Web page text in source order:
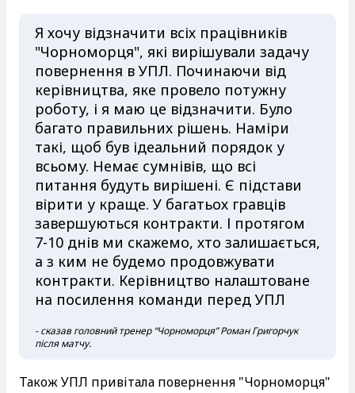
Я хочу відзначити всіх працівників
"Чорноморця", які вирішували задачу
повернення в УПЛ. Починаючи від
керівництва, яке провело потужну
роботу, і я маю це відзначити. Було
багато правильних рішень. Наміри
такі, щоб був ідеальний порядок у
всьому. Немає сумнівів, що всі
питання будуть вирішені. Є підстави
вірити у краще. У багатьох гравців
завершуються контракти. І протягом
7-10 днів ми скажемо, хто залишається,
а з ким не будемо продовжувати
контракти. Керівництво налаштоване
на посилення команди перед УПЛ
- сказав головний тренер “Чорноморця” Роман Григорчук
після матчу.
Також УПЛ привітала повернення "Чорноморця"